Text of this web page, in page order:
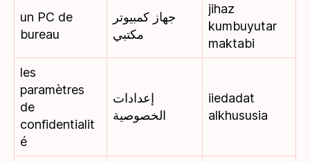
un PC de
bureau
جهاز كمبيوتر
مكتبي
jihaz
kumbuyutar
maktabi
les
paramètres
de
confidentialit
é
إعدادات
الخصوصية
iiedadat
alkhususia